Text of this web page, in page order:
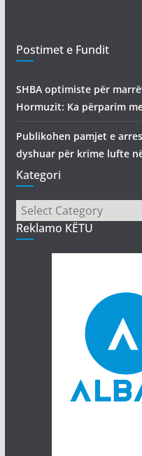
Postimet e Fundit
SHBA optimiste për
Hormuzit: Ka përparim
Publikohen pamjet e
dyshuar për krime lufte
Kategori
Kategori
Reklamo KËTU